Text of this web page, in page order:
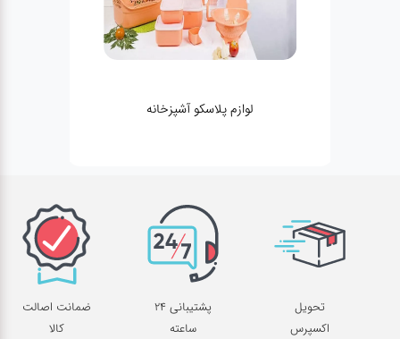
لوازم پلاسکو آشپزخانه
تحویل
اکسپرس
پشتیبانی 24
ساعته
ضمانت اصالت
کالا